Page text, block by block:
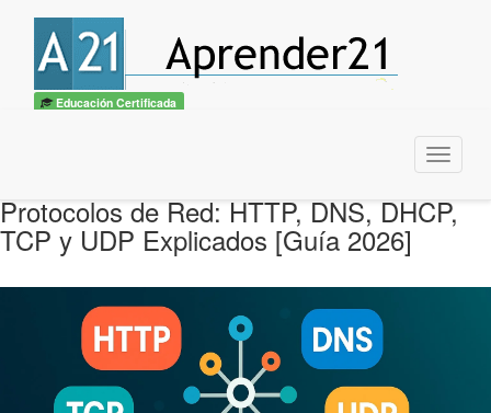
Educación Certificada
Menu
Protocolos de Red: HTTP, DNS, DHCP,
TCP y UDP Explicados [Guía 2026]